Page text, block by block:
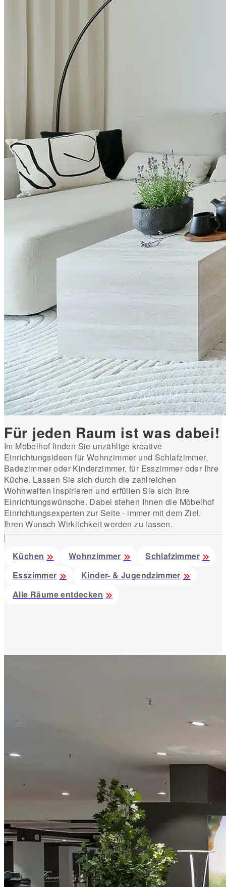
Für jeden Raum ist was dabei!
Im Möbelhof finden Sie unzählige kreative
Einrichtungsideen für Wohnzimmer und Schlafzimmer,
Badezimmer oder Kinderzimmer, für Esszimmer oder Ihre
Küche. Lassen Sie sich durch die zahlreichen
Wohnwelten inspirieren und erfüllen Sie sich Ihre
Einrichtungswünsche. Dabei stehen Ihnen die Möbelhof
Einrichtungsexperten zur Seite - immer mit dem Ziel,
Ihren Wunsch Wirklichkeit werden zu lassen.
Küchen Wohnzimmer
Schlafzimmer
Esszimmer
Kinder- & Jugendzimmer
Alle Räume entdecken